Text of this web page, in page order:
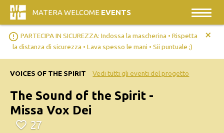
MATERA WELCOME EVENTS
error_outline PARTECIPA IN SICUREZZA: Indossa la mascherina • Rispetta
la distanza di sicurezza • Lava spesso le mani • Sii puntuale ;)
+
VOICES OF THE SPIRIT Vedi tutti gli eventi del progetto
The Sound of the Spirit -
Missa Vox Dei
27